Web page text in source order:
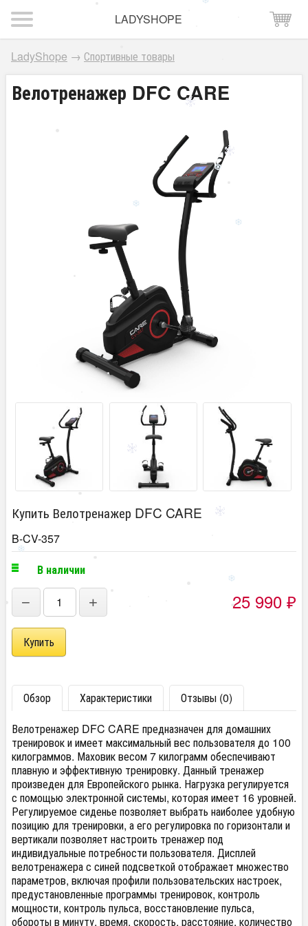
LADYSHOPE
LadyShope → Спортивные товары
Велотренажер DFC CARE
Купить Велотренажер DFC CARE
B-CV-357
В наличии
− + 25 990 ₽
Обзор Характеристики
Отзывы (0)
Велотренажер DFC CARE предназначен для домашних
тренировок и имеет максимальный вес пользователя до 100
килограммов. Маховик весом 7 килограмм обеспечивают
плавную и эффективную тренировку. Данный тренажер
произведен для Европейского рынка. Нагрузка регулируется
с помощью электронной системы, которая имеет 16 уровней.
Регулируемое сиденье позволяет выбрать наиболее удобную
позицию для тренировки, а его регулировка по горизонтали и
вертикали позволяет настроить тренажер под
индивидуальные потребности пользователя. Дисплей
велотренажера с синей подсветкой отображает множество
параметров, включая профили пользовательских настроек,
предустановленные программы тренировок, контроль
мощности, контроль пульса, восстановление пульса,
обороты в минуту, время, скорость, расстояние, количество